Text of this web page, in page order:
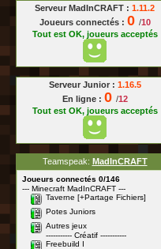
Serveur MadInCRAFT : 1.11.2
Joueurs connectés : 0 /10
Tout est OK, joueurs acceptés
Serveur Junior : 1.16.5
En ligne : 0 /12
Tout est OK, joueurs acceptés
Teamspeak: MadInCRAFT
Joueurs connectés 0/146
--- Minecraft MadInCRAFT ---
Taverne [+Partage Fichiers]
Potes Juniors
Autres jeux
----------- Créatif -----------
Freebuild I